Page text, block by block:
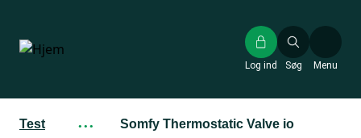
hovedindhold
Søg
Log ind Menu
Test ··· Somfy Thermostatic Valve io